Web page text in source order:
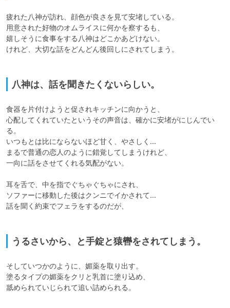
疲れた八神が訪れ、顔色が良さを見て安堵している。
用意された好物のオムライスに何かを察するも、
嬉しそうに食事をする八神はどこかあどけない。
けれど、大切な話をどんどん後回しにされてしまう。
八神は、話を聞きたくないらしい。
食器を片付けようと促されキッチンに向かうと、
心配してくれていたというその声音は、確かに安堵がにじんでい
る。
いつもとは比にならないほど甘く、やさしく…
まるで普通の恋人のように錯覚してしまうけれど、
一向に話をさせてくれる気配がない。
耳を舌で、中を指でぐちゃぐちゃにされ、
ソファーに移動した後はクンニでイかされて…
話を聞く約束でフェラをするのだが、
うるさいから、と手錠と猿轡をされてしまう。
そしていつかのように、媚薬を取り出す。
塗るタイプの媚薬をクリと乳首に塗り込め、
舐められていじられて追い詰められる。